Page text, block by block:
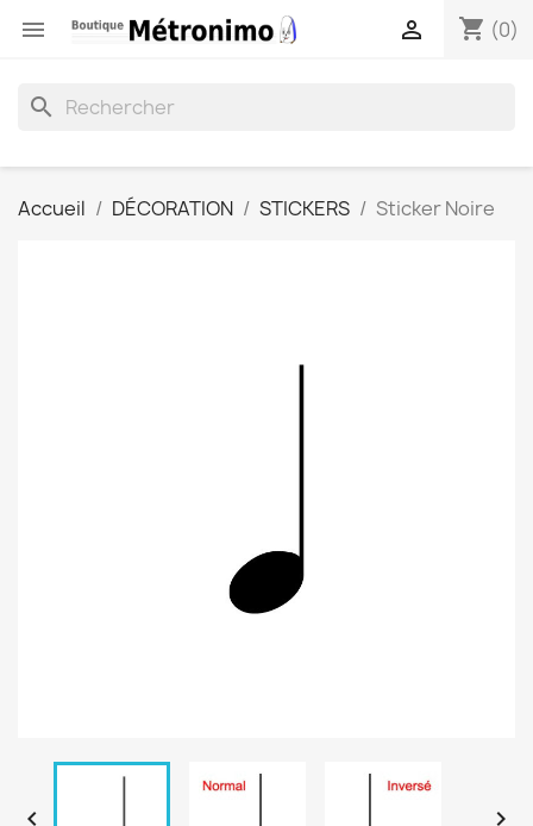
 shopping_cart (0)

search
Accueil DÉCORATION STICKERS Sticker Noire
 